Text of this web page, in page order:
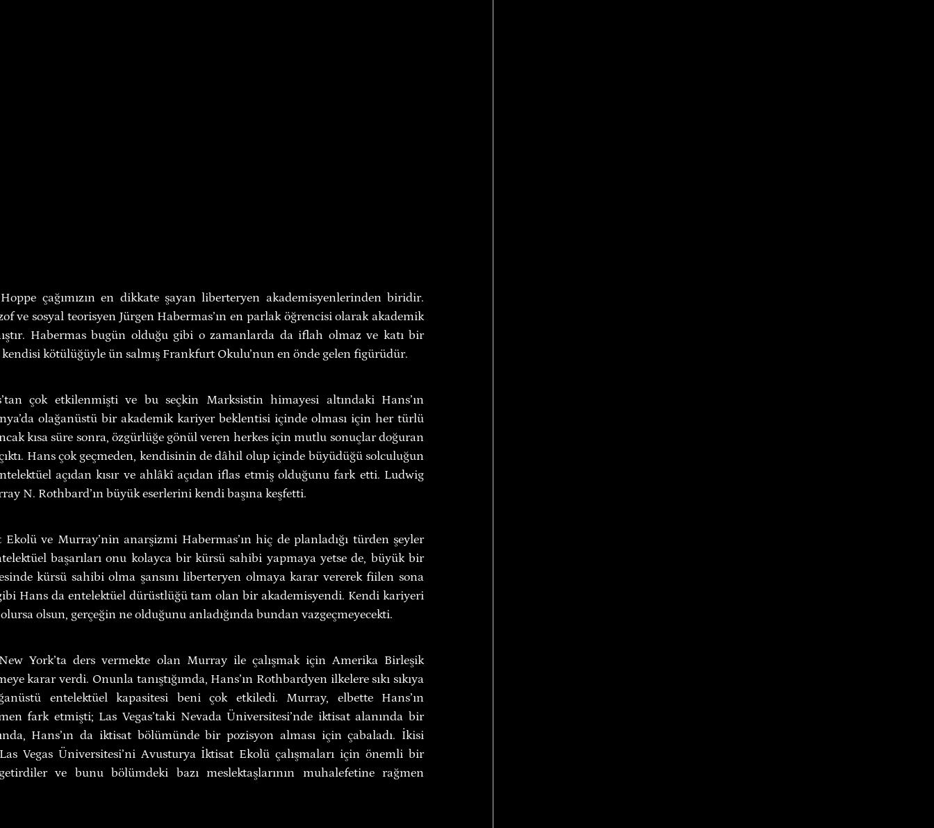
çağımızın en dikkate şayan liberteryen akademisyenlerinden biridir.
ve sosyal teorisyen Jürgen Habermas’ın en parlak öğrencisi olarak akademik
Habermas bugün olduğu gibi o zamanlarda da iflah olmaz ve katı bir
kötülüğüyle ün salmış Frankfurt Okulu’nun en önde gelen figürüdür.
çok etkilenmişti ve bu seçkin Marksistin himayesi altındaki Hans’ın
olağanüstü bir akademik kariyer beklentisi içinde olması için her türlü
kısa süre sonra, özgürlüğe gönül veren herkes için mutlu sonuçlar doğuran
Hans çok geçmeden, kendisinin de dâhil olup içinde büyüdüğü solculuğun
açıdan kısır ve ahlâkî açıdan iflas etmiş olduğunu fark etti. Ludwig
N. Rothbard’ın büyük eserlerini kendi başına keşfetti.
ve Murray’nin anarşizmi Habermas’ın hiç de planladığı türden şeyler
başarıları onu kolayca bir kürsü sahibi yapmaya yetse de, büyük bir
kürsü sahibi olma şansını liberteryen olmaya karar vererek fiilen sona
Hans da entelektüel dürüstlüğü tam olan bir akademisyendi. Kendi kariyeri
olsun, gerçeğin ne olduğunu anladığında bundan vazgeçmeyecekti.
York’ta ders vermekte olan Murray ile çalışmak için Amerika Birleşik
karar verdi. Onunla tanıştığımda, Hans’ın Rothbardyen ilkelere sıkı sıkıya
entelektüel kapasitesi beni çok etkiledi. Murray, elbette Hans’ın
fark etmişti; Las Vegas’taki Nevada Üniversitesi’nde iktisat alanında bir
Hans’ın da iktisat bölümünde bir pozisyon alması için çabaladı. İkisi
Vegas Üniversitesi’ni Avusturya İktisat Ekolü çalışmaları için önemli bir
ve bunu bölümdeki bazı meslektaşlarının muhalefetine rağmen